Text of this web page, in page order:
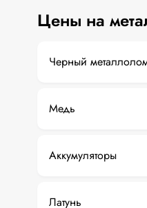
Цены на
Черный
Медь
Аккумуляторы
Латунь